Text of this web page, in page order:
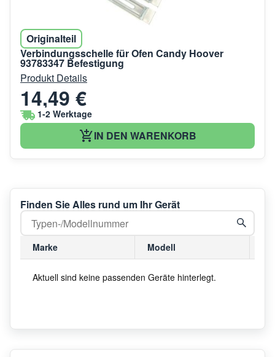
Originalteil
Verbindungsschelle für Ofen Candy Hoover
93783347 Befestigung
Produkt Details
14,49 €
1-2 Werktage
IN DEN WARENKORB
Finden Sie Alles rund um Ihr Gerät
Marke Modell
Aktuell sind keine passenden Geräte hinterlegt.